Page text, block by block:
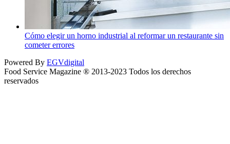
Cómo elegir un horno industrial al reformar un restaurante sin
cometer errores
Powered By EGVdigital
Food Service Magazine ® 2013-2023 Todos los derechos
reservados